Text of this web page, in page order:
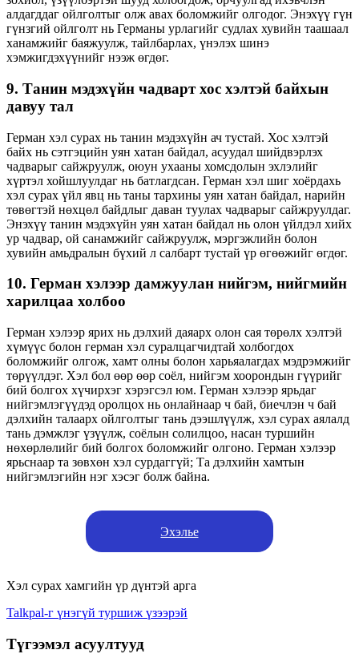
алдагддаг ойлголтыг олж авах боломжийг олгодог. Энэхүү гүн
гүнзгий ойлголт нь Германы урлагийг судлах хувийн таашаал
ханамжийг баяжуулж, тайлбарлах, үнэлэх шинэ
хэмжигдэхүүнийг нээж өгдөг.
9. Танин мэдэхүйн чадварт хос хэлтэй байхын
давуу тал
Герман хэл сурах нь танин мэдэхүйн ач тустай. Хос хэлтэй
байх нь сэтгэцийн уян хатан байдал, асуудал шийдвэрлэх
чадварыг сайжруулж, оюун ухааны хомсдолын эхлэлийг
хүртэл хойшлуулдаг нь батлагдсан. Герман хэл шиг хоёрдахь
хэл сурах үйл явц нь таны тархины уян хатан байдал, нарийн
төвөгтэй нөхцөл байдлыг даван туулах чадварыг сайжруулдаг.
Энэхүү танин мэдэхүйн уян хатан байдал нь олон үйлдэл хийх
ур чадвар, ой санамжийг сайжруулж, мэргэжлийн болон
хувийн амьдралын бүхий л салбарт тустай үр өгөөжийг өгдөг.
10. Герман хэлээр дамжуулан нийгэм, нийгмийн
харилцаа холбоо
Герман хэлээр ярих нь дэлхий даяарх олон сая төрөлх хэлтэй
хүмүүс болон герман хэл суралцагчидтай холбогдох
боломжийг олгож, хамт олны болон харьяалагдах мэдрэмжийг
төрүүлдэг. Хэл бол өөр өөр соёл, нийгэм хоорондын гүүрийг
бий болгох хүчирхэг хэрэгсэл юм. Герман хэлээр ярьдаг
нийгэмлэгүүдэд оролцох нь онлайнаар ч бай, биечлэн ч бай
дэлхийн талаарх ойлголтыг тань дээшлүүлж, хэл сурах аялалд
тань дэмжлэг үзүүлж, соёлын солилцоо, насан туршийн
нөхөрлөлийг бий болгох боломжийг олгоно. Герман хэлээр
ярьснаар та зөвхөн хэл сурдаггүй; Та дэлхийн хамтын
нийгэмлэгийн нэг хэсэг болж байна.
Эхэлье
Хэл сурах хамгийн үр дүнтэй арга
Talkpal-г үнэгүй туршиж үзээрэй
Түгээмэл асуултууд